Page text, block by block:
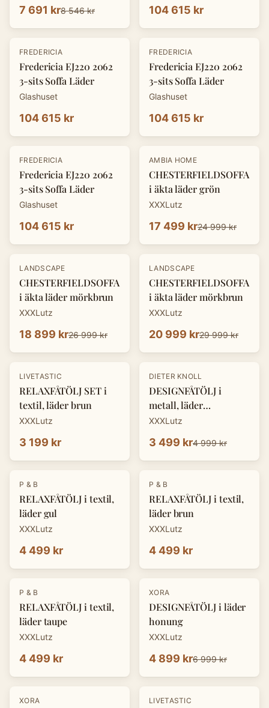
7 691 kr8 546 kr 104 615 kr
FREDERICIA
Fredericia EJ220 2062
3-sits Soffa Läder
Glashuset
104 615 kr
FREDERICIA
Fredericia EJ220 2062
3-sits Soffa Läder
Glashuset
104 615 kr
FREDERICIA
Fredericia EJ220 2062
3-sits Soffa Läder
Glashuset
104 615 kr
-30%
AMBIA HOME
CHESTERFIELDSOFFA
i äkta läder grön
XXXLutz
17 499 kr24 999 kr
- 30%
LANDSCAPE
CHESTERFIELDSOFFA
i äkta läder mörkbrun
XXXLutz
18 899 kr26 999 kr
- 30%
LANDSCAPE
CHESTERFIELDSOFFA
i äkta läder mörkbrun
XXXLutz
20 999 kr29 999 kr
LIVETASTIC
RELAXFÅTÖLJ SET i
textil, läder brun
XXXLutz
3 199 kr
-30%
DIETER KNOLL
DESIGNFÅTÖLJ i
metall, läder
cognacfärgad
XXXLutz
3 499 kr4 999 kr
P & B
RELAXFÅTÖLJ i textil,
läder gul
XXXLutz
4 499 kr
P & B
RELAXFÅTÖLJ i textil,
läder brun
XXXLutz
4 499 kr
P & B
RELAXFÅTÖLJ i textil,
läder taupe
XXXLutz
4 499 kr
-30%
XORA
DESIGNFÅTÖLJ i läder
honung
XXXLutz
4 899 kr6 999 kr
-30%
XORA - 8%
LIVETASTIC